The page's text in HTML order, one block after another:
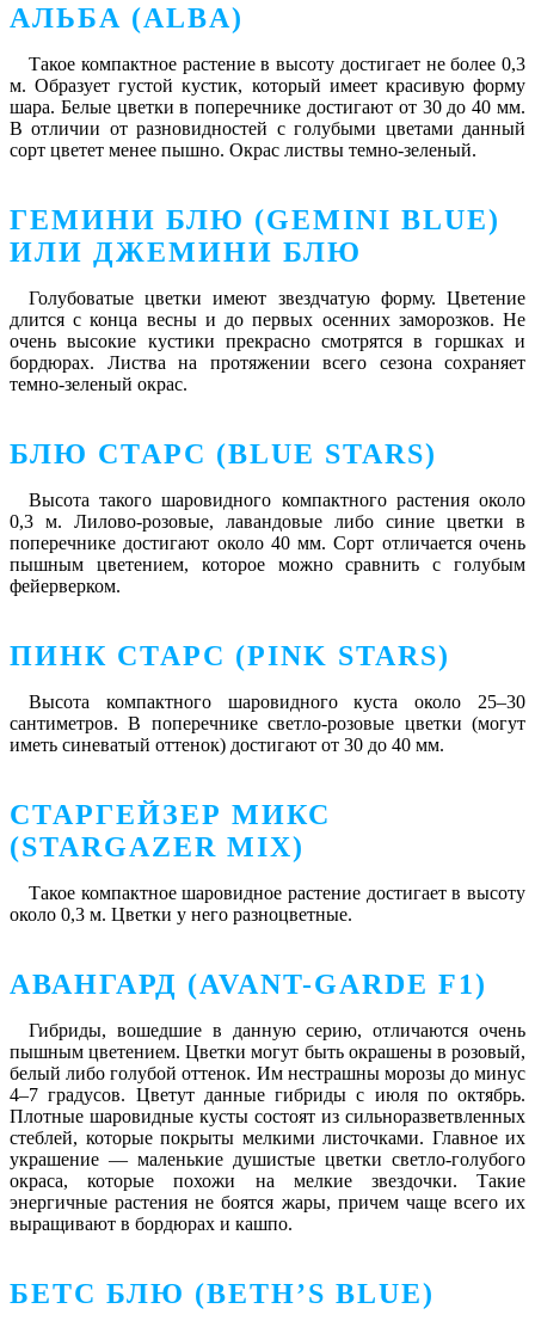
АЛЬБА (ALBA)
Такое компактное растение в высоту достигает не более 0,3
м. Образует густой кустик, который имеет красивую форму
шара. Белые цветки в поперечнике достигают от 30 до 40 мм.
В отличии от разновидностей с голубыми цветами данный
сорт цветет менее пышно. Окрас листвы темно-зеленый.
ГЕМИНИ БЛЮ (GEMINI BLUE)
ИЛИ ДЖЕМИНИ БЛЮ
Голубоватые цветки имеют звездчатую форму. Цветение
длится с конца весны и до первых осенних заморозков. Не
очень высокие кустики прекрасно смотрятся в горшках и
бордюрах. Листва на протяжении всего сезона сохраняет
темно-зеленый окрас.
БЛЮ СТАРС (BLUE STARS)
Высота такого шаровидного компактного растения около
0,3 м. Лилово-розовые, лавандовые либо синие цветки в
поперечнике достигают около 40 мм. Сорт отличается очень
пышным цветением, которое можно сравнить с голубым
фейерверком.
ПИНК СТАРС (PINK STARS)
Высота компактного шаровидного куста около 25–30
сантиметров. В поперечнике светло-розовые цветки (могут
иметь синеватый оттенок) достигают от 30 до 40 мм.
СТАРГЕЙЗЕР МИКС
(STARGAZER MIX)
Такое компактное шаровидное растение достигает в высоту
около 0,3 м. Цветки у него разноцветные.
АВАНГАРД (AVANT-GARDE F1)
Гибриды, вошедшие в данную серию, отличаются очень
пышным цветением. Цветки могут быть окрашены в розовый,
белый либо голубой оттенок. Им нестрашны морозы до минус
4–7 градусов. Цветут данные гибриды с июля по октябрь.
Плотные шаровидные кусты состоят из сильноразветвленных
стеблей, которые покрыты мелкими листочками. Главное их
украшение — маленькие душистые цветки светло-голубого
окраса, которые похожи на мелкие звездочки. Такие
энергичные растения не боятся жары, причем чаще всего их
выращивают в бордюрах и кашпо.
БЕТС БЛЮ (BETH’S BLUE)